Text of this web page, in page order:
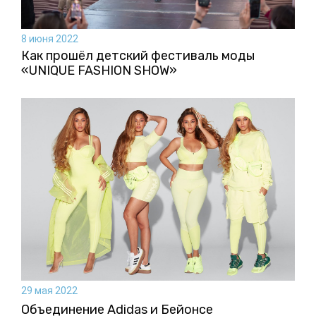
8 июня 2022
Как прошёл детский фестиваль моды
«UNIQUE FASHION SHOW»
29 мая 2022
Объединение Adidas и Бейонсе